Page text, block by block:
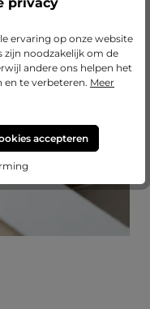
passe-
Lijst.
ervaring op onze website
zijn noodzakelijk om de
andere ons helpen het
en te verbeteren. Meer
accepteren